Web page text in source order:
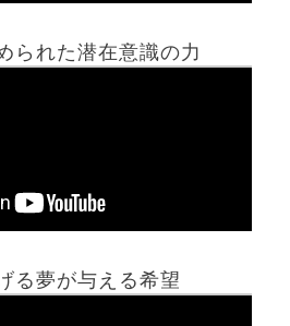
られた潜在意識の力
る夢が与える希望
ホーム